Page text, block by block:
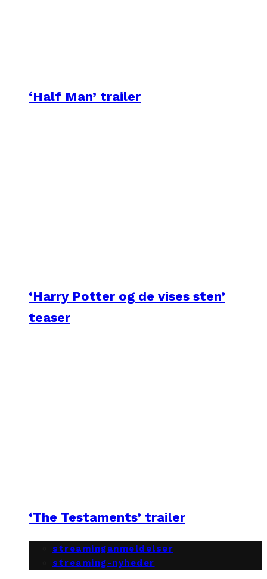
‘Half Man’ trailer
‘Harry Potter og de vises sten’
teaser
‘The Testaments’ trailer
streaminganmeldelser
streaming-nyheder